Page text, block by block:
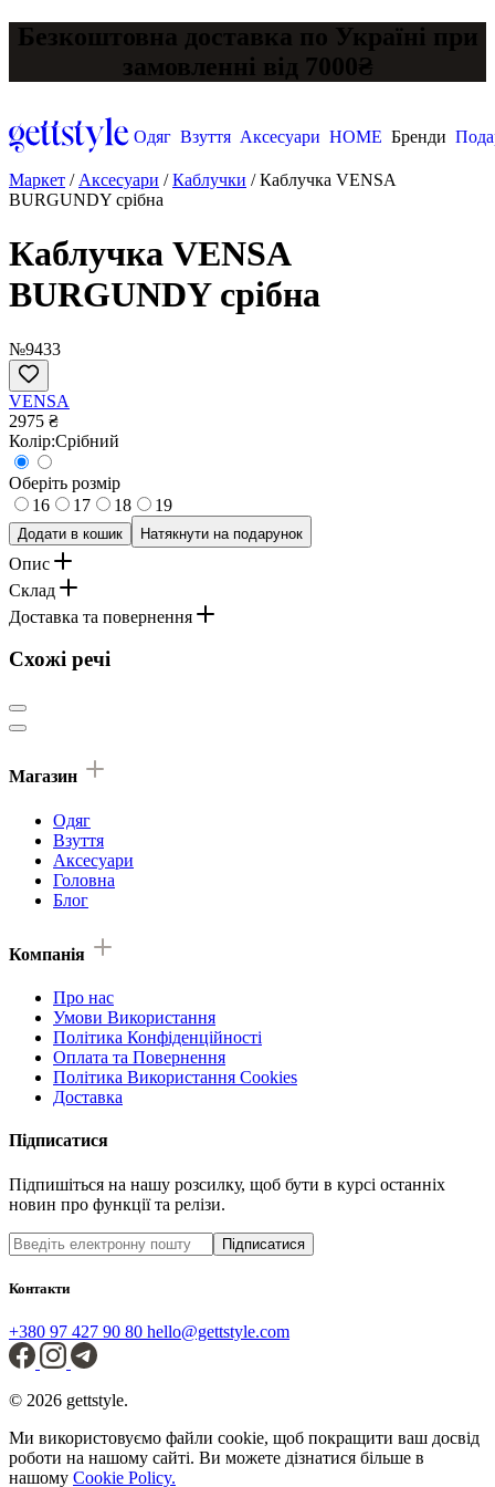
Безкоштовна доставка по Україні при
замовленні від 7000₴
Одяг Взуття Аксесуари HOME Бренди
Маркет / Аксесуари /Каблучки /Каблучка VENSA
BURGUNDY срібна
Каблучка VENSA
BURGUNDY срібна
№9433
VENSA
2975 ₴
Колір:Срібний
Оберіть розмір
16
17 18 19
Додати в кошик Натякнути на подарунок
Опис
Склад
Доставка та повернення
Схожі речі
Магазин
Одяг
Взуття
Аксесуари
Головна
Блог
Компанія
Про нас
Умови Використання
Політика Конфіденційності
Оплата та Повернення
Політика Використання Cookies
Доставка
Підписатися
Підпишіться на нашу розсилку, щоб бути в курсі останніх
новин про функції та релізи.
Підписатися
Контакти
+380 97 427 90 80 hello@gettstyle.com
© 2026 gettstyle.
Ми використовуємо файли cookie, щоб покращити ваш досвід
роботи на нашому сайті. Ви можете дізнатися більше в
нашому Cookie Policy.